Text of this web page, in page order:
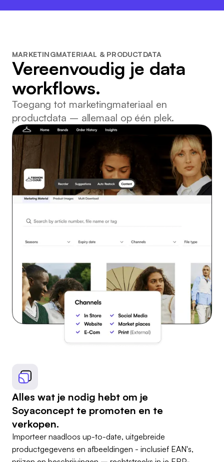
MARKETINGMATERIAAL & PRODUCTDATA
Vereenvoudig je data
workflows.
Toegang tot marketingmateriaal en
productdata – allemaal op één plek.
Alles wat je nodig hebt om je
Soyaconcept te promoten en te
verkopen.
Importeer naadloos up-to-date, uitgebreide
productgegevens en afbeeldingen - inclusief EAN's,